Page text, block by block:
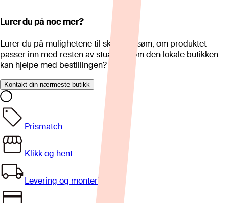
Lurer du på noe mer?
Lurer du på mulighetene til skreddersøm, om produktet
passer inn med resten av stua eller om den lokale butikken
kan hjelpe med bestillingen?
Kontakt din nærmeste butikk
Prismatch
Klikk og hent
Levering og montering